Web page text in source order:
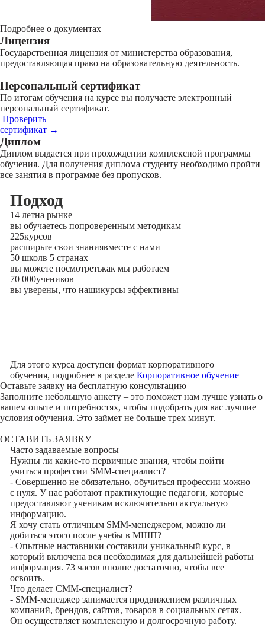
Подробнее о документах
Лицензия
Государственная лицензия от министерства образования,
предоставляющая право на образовательную деятельность.
Персональный сертификат
По итогам обучения на курсе вы получаете электронный
персональный сертификат.
Проверить
сертификат →
Диплом
Диплом выдается при прохождении комплексной программы
обучения. Для получения диплома студенту необходимо пройти
все занятия в программе без пропусков.
Подход
14 летна рынке
вы обучаетесь попроверенным методикам
225курсов
расширьте свои знаниявместе с нами
50 школв 5 странах
вы можете посмотретькак мы работаем
70 000учеников
вы уверены, что нашикурсы эффективны
Для этого курса доступен формат корпоративного
обучения, подробнее в разделе Корпоративное обучение
Оставьте заявку на бесплатную консультацию
Заполните небольшую анкету – это поможет нам лучше узнать о
вашем опыте и потребностях, чтобы подобрать для вас лучшие
условия обучения. Это займет не больше трех минут.
ОСТАВИТЬ ЗАЯВКУ
Часто задаваемые вопросы
Нужны ли какие-то первичные знания, чтобы пойти
учиться профессии SMM-специалист?
- Совершенно не обязательно, обучиться профессии можно
с нуля. У нас работают практикующие педагоги, которые
предоставляют ученикам исключительно актуальную
информацию.
Я хочу стать отличным SMM-менеджером, можно ли
добиться этого после учебы в МШП?
- Опытные наставники составили уникальный курс, в
который включена вся необходимая для дальнейшей работы
информация. 73 часов вполне достаточно, чтобы все
освоить.
Что делает СММ-специалист?
- SMM-менеджер занимается продвижением различных
компаний, брендов, сайтов, товаров в социальных сетях.
Он осуществляет комплексную и долгосрочную работу.